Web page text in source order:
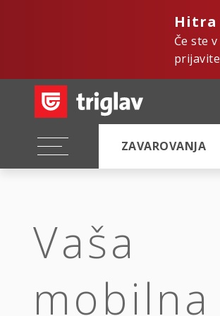
Hitra
Če ste
ZAVAROVANJA
Vaša
mobilna